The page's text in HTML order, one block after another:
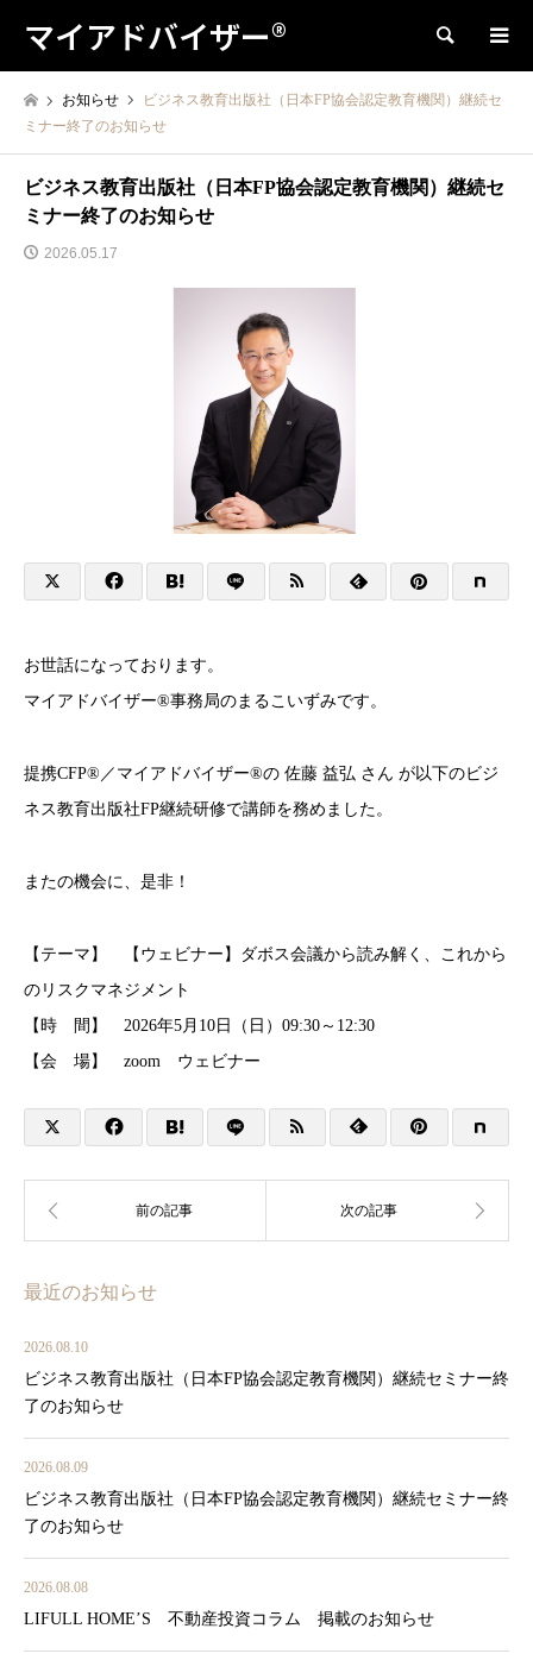
マイアドバイザー® 検索
お知らせ
ビジネス教育出版社（日本FP協会認定教育機関）継続セ
ミナー終了のお知らせ
ビジネス教育出版社（日本FP協会認定教育機関）継続セ
ミナー終了のお知らせ
2026.05.17
お世話になっております。
マイアドバイザー®事務局のまるこいずみです。
提携CFP®／マイアドバイザー®の 佐藤 益弘 さん が以下のビジ
ネス教育出版社FP継続研修で講師を務めました。
またの機会に、是非！
【テーマ】 【ウェビナー】ダボス会議から読み解く、これから
のリスクマネジメント
【時 間】 2026年5月10日（日）09:30～12:30
【会 場】 zoom ウェビナー
最近のお知らせ
2026.08.10
ビジネス教育出版社（日本FP協会認定教育機関）継続セミナー終
了のお知らせ
2026.08.09
ビジネス教育出版社（日本FP協会認定教育機関）継続セミナー終
了のお知らせ
2026.08.08
LIFULL HOME’S 不動産投資コラム 掲載のお知らせ